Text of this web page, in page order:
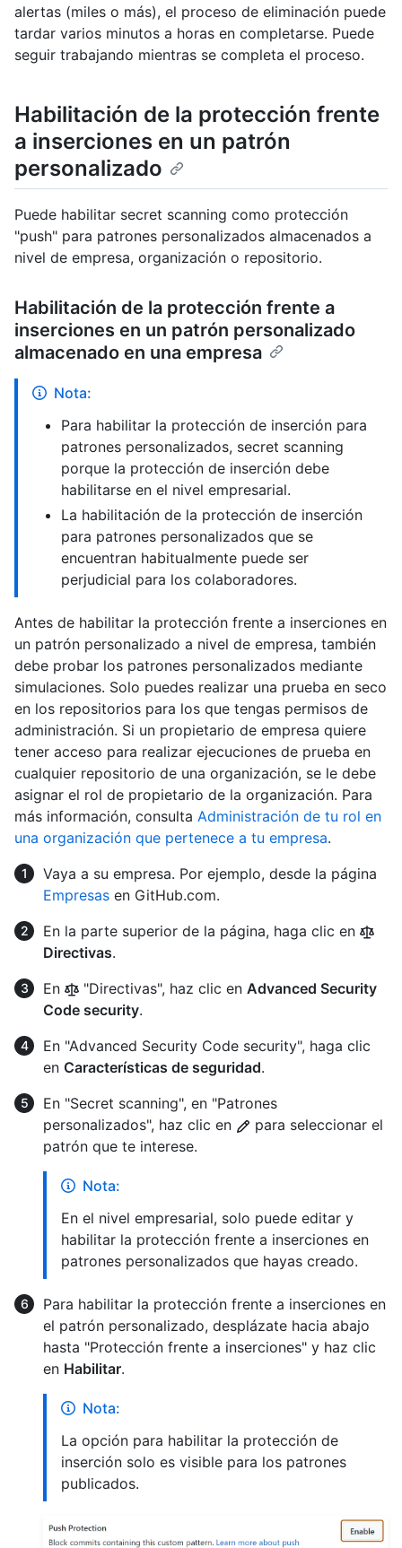
alertas (miles o más), el proceso de eliminación puede
tardar varios minutos a horas en completarse. Puede
seguir trabajando mientras se completa el proceso.
Habilitación de la protección frente
a inserciones en un patrón
personalizado
Puede habilitar secret scanning como protección
"push" para patrones personalizados almacenados a
nivel de empresa, organización o repositorio.
Habilitación de la protección frente a
inserciones en un patrón personalizado
almacenado en una empresa
Nota:
Para habilitar la protección de inserción para
patrones personalizados, secret scanning
porque la protección de inserción debe
habilitarse en el nivel empresarial.
La habilitación de la protección de inserción
para patrones personalizados que se
encuentran habitualmente puede ser
perjudicial para los colaboradores.
Antes de habilitar la protección frente a inserciones en
un patrón personalizado a nivel de empresa, también
debe probar los patrones personalizados mediante
simulaciones. Solo puedes realizar una prueba en seco
en los repositorios para los que tengas permisos de
administración. Si un propietario de empresa quiere
tener acceso para realizar ejecuciones de prueba en
cualquier repositorio de una organización, se le debe
asignar el rol de propietario de la organización. Para
más información, consulta Administración de tu rol en
una organización que pertenece a tu empresa.
Vaya a su empresa. Por ejemplo, desde la página
Empresas en GitHub.com.
En la parte superior de la página, haga clic en
Directivas.
En
"Directivas", haz clic en Advanced Security
Code security.
En "Advanced Security Code security", haga clic
en Características de seguridad.
En "Secret scanning", en "Patrones
personalizados", haz clic en
para seleccionar el
patrón que te interese.
Nota:
En el nivel empresarial, solo puede editar y
habilitar la protección frente a inserciones en
patrones personalizados que hayas creado.
Para habilitar la protección frente a inserciones en
el patrón personalizado, desplázate hacia abajo
hasta "Protección frente a inserciones" y haz clic
en Habilitar.
Nota:
La opción para habilitar la protección de
inserción solo es visible para los patrones
publicados.